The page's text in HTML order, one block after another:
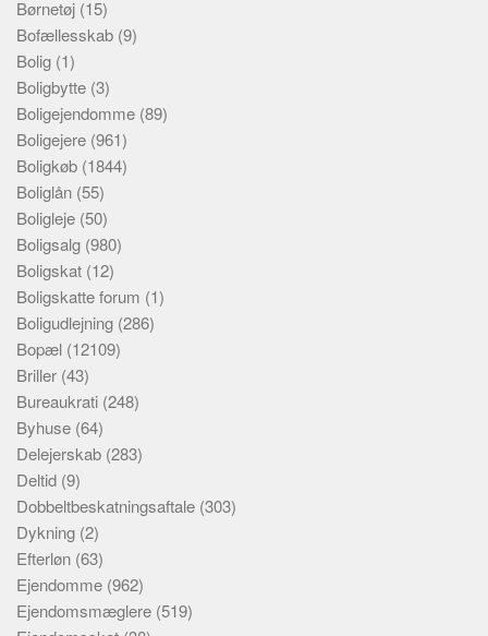
Børnetøj (15)
Bofællesskab (9)
Bolig (1)
Boligbytte (3)
Boligejendomme (89)
Boligejere (961)
Boligkøb (1844)
Boliglån (55)
Boligleje (50)
Boligsalg (980)
Boligskat (12)
Boligskatte forum (1)
Boligudlejning (286)
Bopæl (12109)
Briller (43)
Bureaukrati (248)
Byhuse (64)
Delejerskab (283)
Deltid (9)
Dobbeltbeskatningsaftale (303)
Dykning (2)
Efterløn (63)
Ejendomme (962)
Ejendomsmæglere (519)